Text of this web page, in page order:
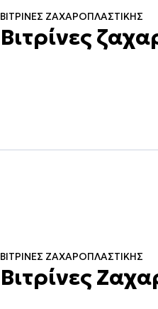
ΒΙΤΡΊΝΕΣ ΖΑΧΑΡΟΠΛΑΣΤΙΚΉΣ
Βιτρίνες
ΒΙΤΡΊΝΕΣ ΖΑΧΑΡΟΠΛΑΣΤΙΚΉΣ
Βιτρίνες